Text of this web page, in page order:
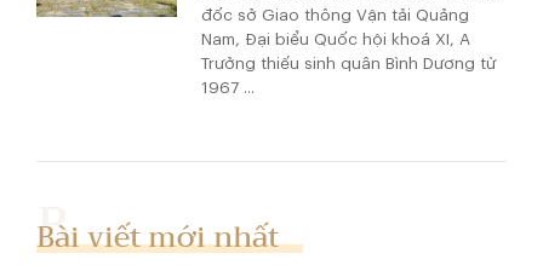
đốc sở Giao thông Vận tải Quảng
Nam, Đại biểu Quốc hội khoá XI, A
Trưởng thiếu sinh quân Bình Dương từ
1967 ...
Bài viết mới nhất